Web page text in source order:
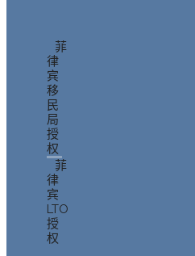
菲
律
宾
移
民
局
授
权
菲
律
宾
LTO
授
权